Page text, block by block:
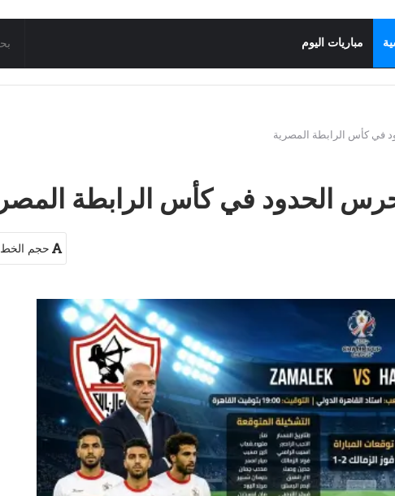
مباريات اليوم
في كأس الرابطة المصرية
حرس الحدود في كأس الرابطة
حجم الخط